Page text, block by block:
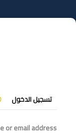
إلى
المحتوى
التبويبات
الأساسية
تسجيل الدخول
or email address